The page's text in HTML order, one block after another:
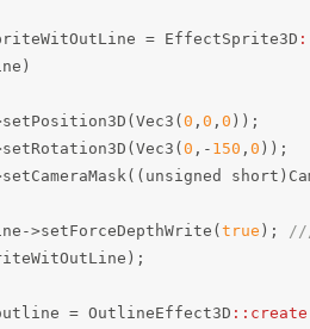
= EffectSprite3D
setPosition3D(Vec3(0 , 0 , 0 ));
setRotation3D(Vec3(0 , - 150 , 0 ));
setCameraMask((unsigned
->setForceDepthWrite(true );
///
= OutlineEffect3D ::create